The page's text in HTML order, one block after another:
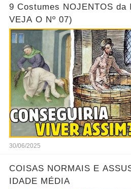
9 Costumes NOJENTOS da
VEJA O Nº 07)
30/06/2025
COISAS NORMAIS E
IDADE MÉDIA